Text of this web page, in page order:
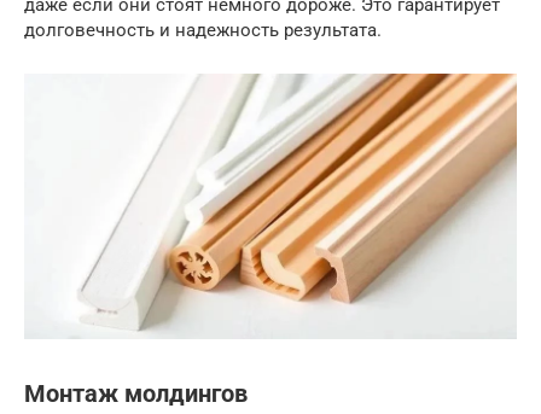
даже если они стоят немного дороже. Это гарантирует
долговечность и надежность результата.
Монтаж молдингов